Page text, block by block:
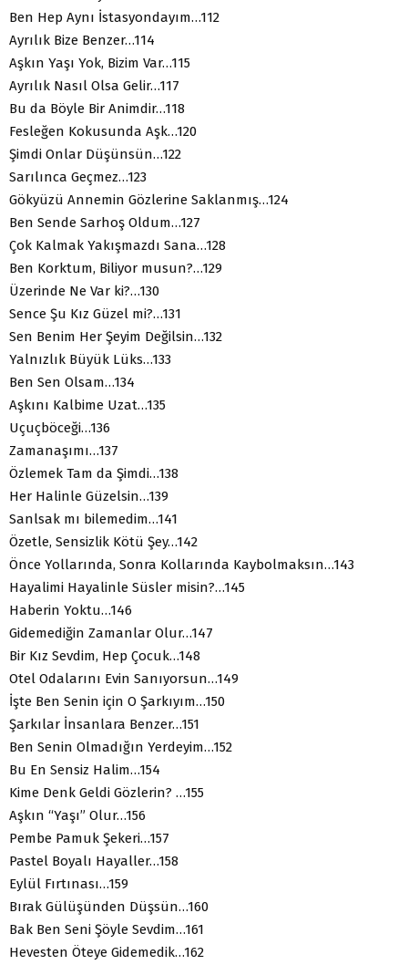
Ben Hep Aynı İstasyondayım…112
Ayrılık Bize Benzer…114
Aşkın Yaşı Yok, Bizim Var…115
Ayrılık Nasıl Olsa Gelir…117
Bu da Böyle Bir Animdir…118
Fesleğen Kokusunda Aşk…120
Şimdi Onlar Düşünsün…122
Sarılınca Geçmez…123
Gökyüzü Annemin Gözlerine Saklanmış…124
Ben Sende Sarhoş Oldum…127
Çok Kalmak Yakışmazdı Sana…128
Ben Korktum, Biliyor musun?…129
Üzerinde Ne Var ki?…130
Sence Şu Kız Güzel mi?…131
Sen Benim Her Şeyim Değilsin…132
Yalnızlık Büyük Lüks…133
Ben Sen Olsam…134
Aşkını Kalbime Uzat…135
Uçuçböceği…136
Zamanaşımı…137
Özlemek Tam da Şimdi…138
Her Halinle Güzelsin…139
Sanlsak mı bilemedim…141
Özetle, Sensizlik Kötü Şey…142
Önce Yollarında, Sonra Kollarında Kaybolmaksın…143
Hayalimi Hayalinle Süsler misin?…145
Haberin Yoktu…146
Gidemediğin Zamanlar Olur…147
Bir Kız Sevdim, Hep Çocuk…148
Otel Odalarını Evin Sanıyorsun…149
İşte Ben Senin için O Şarkıyım…150
Şarkılar İnsanlara Benzer…151
Ben Senin Olmadığın Yerdeyim…152
Bu En Sensiz Halim…154
Kime Denk Geldi Gözlerin? …155
Aşkın “Yaşı” Olur…156
Pembe Pamuk Şekeri…157
Pastel Boyalı Hayaller…158
Eylül Fırtınası…159
Bırak Gülüşünden Düşsün…160
Bak Ben Seni Şöyle Sevdim…161
Hevesten Öteye Gidemedik…162